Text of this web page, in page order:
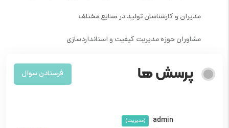
مدیران و کارشناسان تولید در صنایع مختلف
مشاوران حوزه مدیریت کیفیت و استانداردسازی
پرسش ها فرستادن سوال
admin (مدیریت)